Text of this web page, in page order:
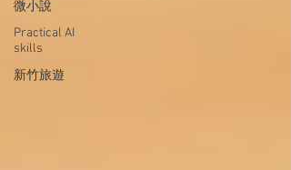
微小說
Practical AI
skills
新竹旅遊